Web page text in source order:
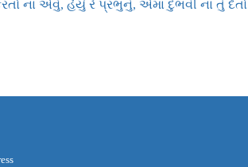
ના એવું, હૈયું રે પ્રભુનું, એમાં દુભવી ના તું દેતો